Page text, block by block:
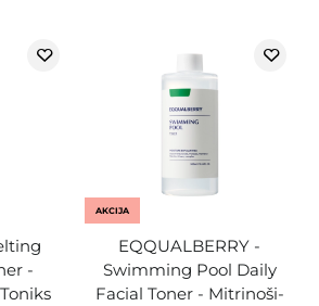
-
AKCIJA
EQQUALBERRY -
Swimming Pool Daily
Facial Toner - Mitrinoši-